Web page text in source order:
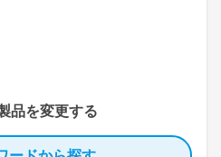
品を変更する